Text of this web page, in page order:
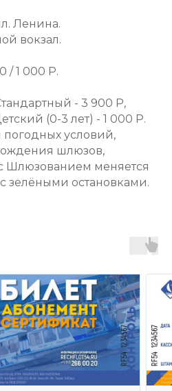
Ленина.
вокзал.
/ 1 000 Р.
- 3 900 Р,
(0-3 лет) - 1 000 Р.
условий,
шлюзов,
Шлюзованием меняется
зелёными остановками.